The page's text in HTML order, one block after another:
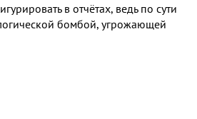
в отчётах, ведь по сути
бомбой, угрожающей